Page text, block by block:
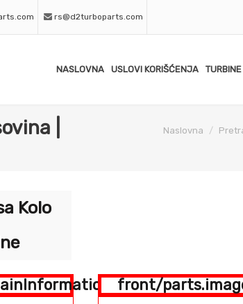
rs@d2turboparts.com
NASLOVNA USLOVI KORIŠĆENJA TURBINE
|
Naslovna
Kolo
front/